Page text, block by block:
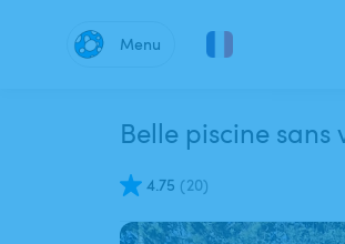
Menu
Belle piscine
4.75 (20)